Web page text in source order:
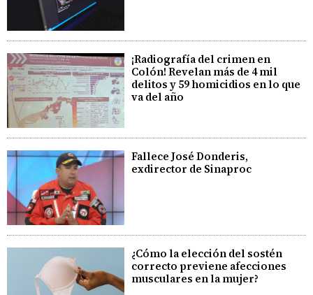
¡Radiografía del crimen en
Colón! Revelan más de 4 mil
delitos y 59 homicidios en lo que
va del año
Fallece José Donderis,
exdirector de Sinaproc
¿Cómo la elección del sostén
correcto previene afecciones
musculares en la mujer?